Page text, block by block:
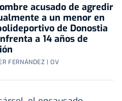
acusado de agredir
a un menor en
de Donostia
a 14 años de
FERNÁNDEZ | OV